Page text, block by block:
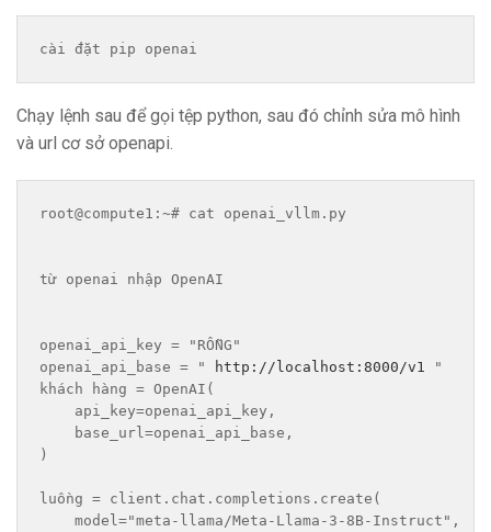
cài đặt pip openai
Chạy lệnh sau để gọi tệp python, sau đó chỉnh sửa mô hình
và url cơ sở openapi.
root@compute1:~# cat openai_vllm.py
từ openai nhập OpenAI
openai_api_key = "RỖNG"
openai_api_base = "
http://localhost:8000/v1
"
khách hàng = OpenAI(
api_key=openai_api_key,
base_url=openai_api_base,
)
luồng = client.chat.completions.create(
model="meta-llama/Meta-Llama-3-8B-Instruct",